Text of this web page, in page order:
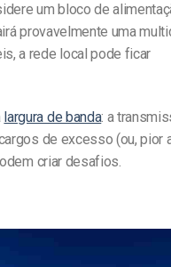
um bloco de
provavelmente uma
a rede local pode ficar
largura de banda: a
de excesso (ou, pior
criar desafios.